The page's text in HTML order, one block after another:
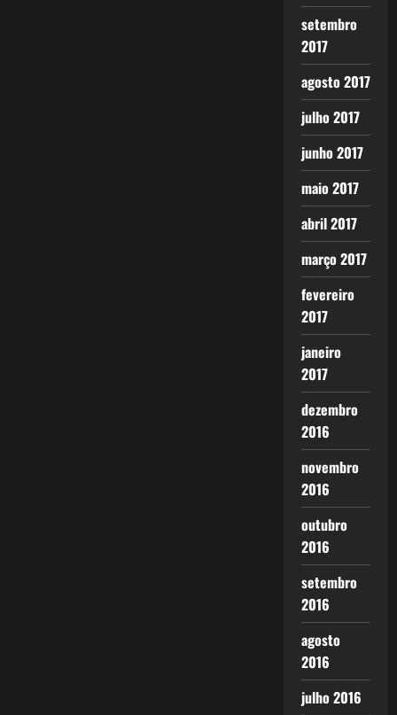
setembro
2017
agosto 2017
julho 2017
junho 2017
maio 2017
abril 2017
março 2017
fevereiro
2017
janeiro
2017
dezembro
2016
novembro
2016
outubro
2016
setembro
2016
agosto
2016
julho 2016